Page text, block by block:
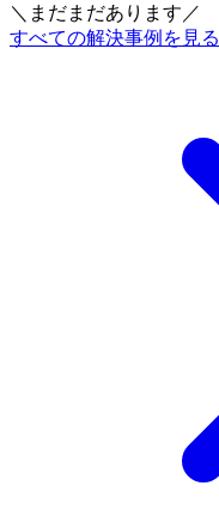
＼まだまだあります／
すべての解決事例を見る